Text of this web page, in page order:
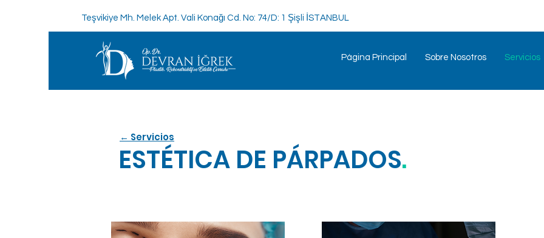
Teşvikiye Mh. Melek Apt. Vali Konağı Cd. No: 74/D: 1 Şişli İSTANBUL
Página Principal Sobre Nosotros Servicios
← Servicios
ESTÉTICA DE PÁRPADOS.